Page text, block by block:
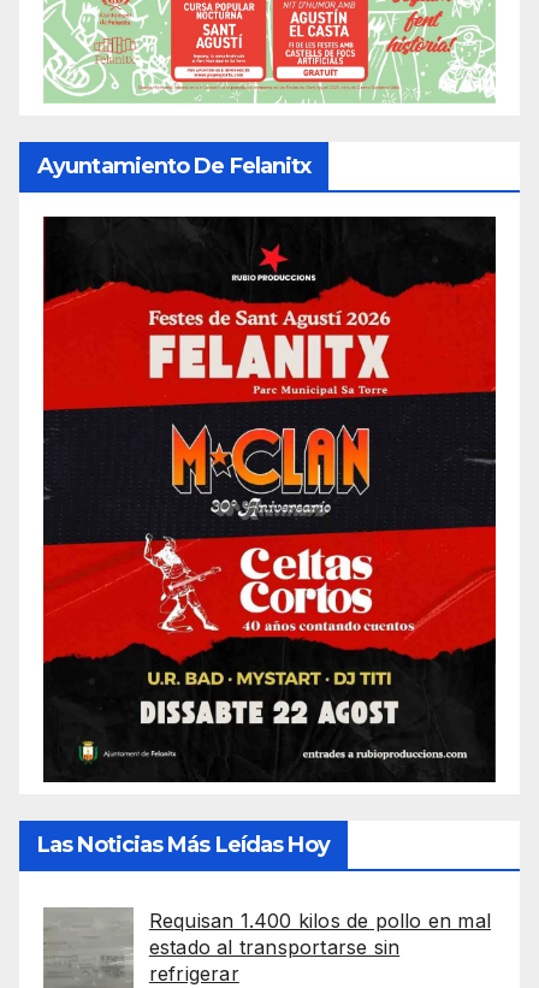
Ayuntamiento De Felanitx
Las Noticias Más Leídas Hoy
Requisan 1.400 kilos de pollo en mal
estado al transportarse sin
refrigerar